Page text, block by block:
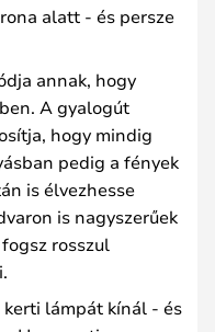
alatt - és persze
annak, hogy
A gyalogút
hogy mindig
pedig a fények
is élvezhesse
is nagyszerűek
rosszul
lámpát kínál - és